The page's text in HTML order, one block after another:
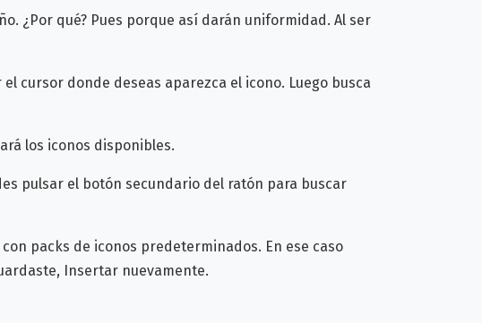
¿Por qué? Pues porque así darán uniformidad. Al ser
cursor donde deseas aparezca el icono. Luego busca
los iconos disponibles.
pulsar el botón secundario del ratón para buscar
packs de iconos predeterminados. En ese caso
Insertar nuevamente.